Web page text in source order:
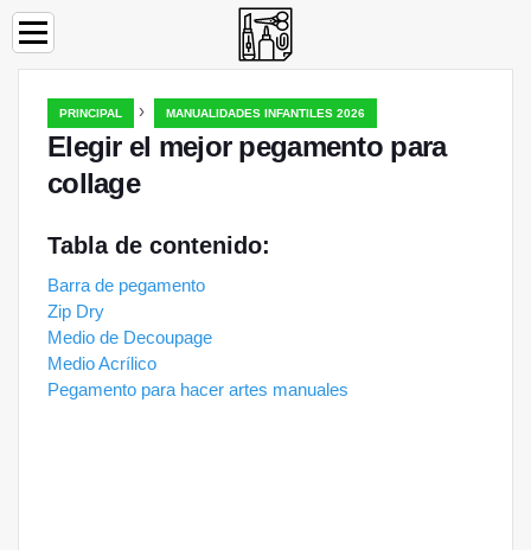
PRINCIPAL › MANUALIDADES INFANTILES 2026
Elegir el mejor pegamento para
collage
Tabla de contenido:
Barra de pegamento
Zip Dry
Medio de Decoupage
Medio Acrílico
Pegamento para hacer artes manuales